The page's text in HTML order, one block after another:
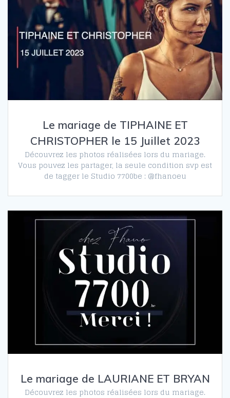
Le mariage de TIPHAINE ET
CHRISTOPHER le 15 Juillet 2023
Découvrez les photos réalisées lors du mariage.
Vous pouvez les partager, la seule condition svp est
de tagger le Studio 7700be : @fhanoeu
Le mariage de LAURIANE ET BRYAN
Découvrez les photos réalisées lors du mariage.